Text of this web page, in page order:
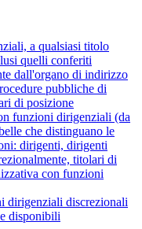
a qualsiasi titolo
quelli conferiti
dall'organo di indirizzo
pubbliche di
di posizione
funzioni dirigenziali (da
che distinguano le
dirigenti, dirigenti
titolari di
con funzioni
dirigenziali discrezionali
disponibili